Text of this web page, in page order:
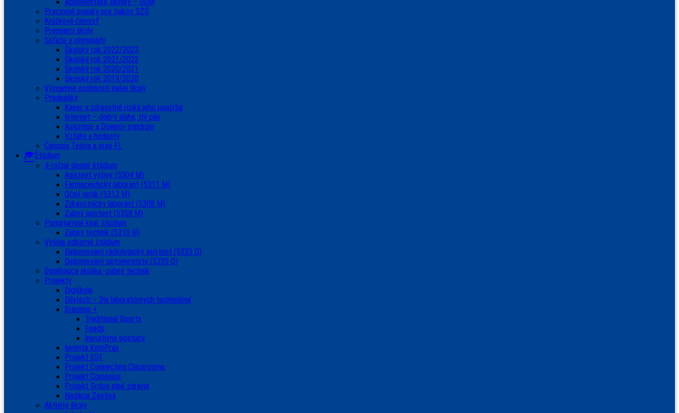
Pracovné ponuky pre žiakov SZŠ
Krúžková činnosť
Premianti školy
Súťaže a olympiády
Školský rok 2022/2023
Školský rok 2021/2022
Školský rok 2020/2021
Školský rok 2019/2020
Významné osobnosti našej školy
Prednášky
Kaser a zdravotné riziká jeho použitia
Internet – dobrý sluha, zlý pán
Autizmus a Downov syndróm
Vzťahy a hodnoty
Časopis Teória a prax FL
Štúdium
4-ročné denné štúdium
Asistent výživy (5304 M)
Farmaceutický laborant (5311 M)
Očný optik (5312 M)
Zdravotnícky laborant (5308 M)
Zubný asistent (5358 M)
Pomaturitné kval. štúdium
Zubný technik (5310 N)
Vyššie odborné štúdium
Diplomovaný rádiologický asistent (5333 Q)
Diplomovaný optometrista (5335 Q)
Doplňujúca skúška -zubný technik
Projekty
Digiškola
Dilatech – Dni laboratórnych technológií
Erasmus +
Traditional Sports
Feeds
Inovatívne postupy
Iuventa KomPrax
Projekt ESF
Projekt Connecting Classrooms
Projekt Comenius
Projekt Srdce plné zdravia
Nadácia Zentiva
Aktivity školy